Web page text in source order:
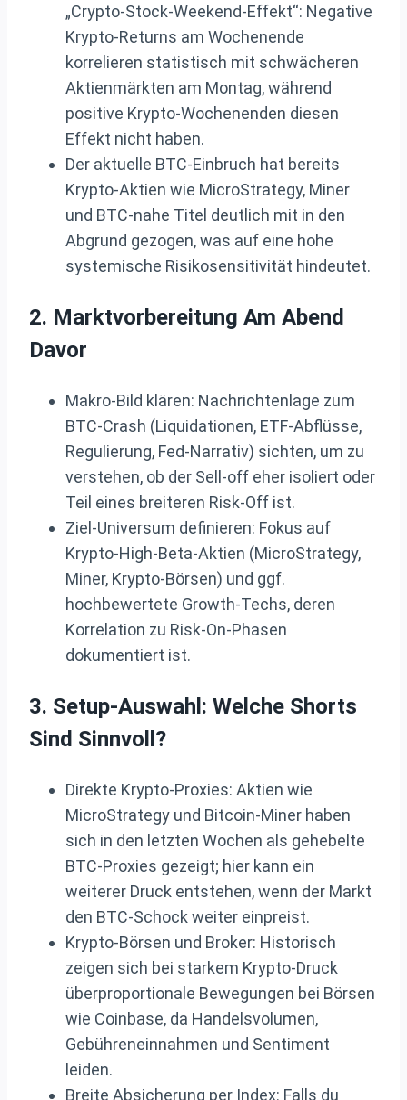
„Crypto‑Stock‑Weekend‑Effekt“: Negative
Krypto‑Returns am Wochenende
korrelieren statistisch mit schwächeren
Aktienmärkten am Montag, während
positive Krypto‑Wochenenden diesen
Effekt nicht haben.
Der aktuelle BTC‑Einbruch hat bereits
Krypto‑Aktien wie MicroStrategy, Miner
und BTC‑nahe Titel deutlich mit in den
Abgrund gezogen, was auf eine hohe
systemische Risikosensitivität hindeutet.
2. Marktvorbereitung Am Abend
Davor
Makro‑Bild klären: Nachrichtenlage zum
BTC‑Crash (Liquidationen, ETF‑Abflüsse,
Regulierung, Fed‑Narrativ) sichten, um zu
verstehen, ob der Sell‑off eher isoliert oder
Teil eines breiteren Risk‑Off ist.
Ziel‑Universum definieren: Fokus auf
Krypto‑High‑Beta‑Aktien (MicroStrategy,
Miner, Krypto‑Börsen) und ggf.
hochbewertete Growth‑Techs, deren
Korrelation zu Risk‑On‑Phasen
dokumentiert ist.
3. Setup-Auswahl: Welche Shorts
Sind Sinnvoll?
Direkte Krypto‑Proxies: Aktien wie
MicroStrategy und Bitcoin‑Miner haben
sich in den letzten Wochen als gehebelte
BTC‑Proxies gezeigt; hier kann ein
weiterer Druck entstehen, wenn der Markt
den BTC‑Schock weiter einpreist.
Krypto‑Börsen und Broker: Historisch
zeigen sich bei starkem Krypto‑Druck
überproportionale Bewegungen bei Börsen
wie Coinbase, da Handelsvolumen,
Gebühreneinnahmen und Sentiment
leiden.
Breite Absicherung per Index: Falls du